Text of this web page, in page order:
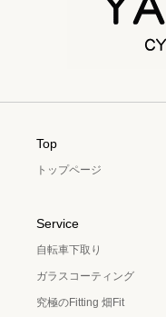
Top
トップページ
Service
自転車下取り
ガラスコーティング
究極のFitting 畑Fit